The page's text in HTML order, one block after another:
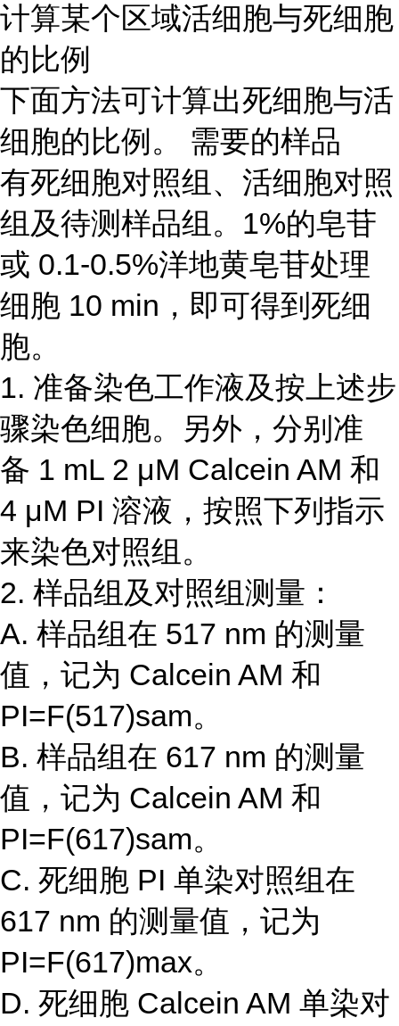
计算某个区域活细胞与死细胞
的比例
下面方法可计算出死细胞与活
细胞的比例。 需要的样品
有死细胞对照组、活细胞对照
组及待测样品组。1%的皂苷
或 0.1-0.5%洋地黄皂苷处理
细胞 10 min，即可得到死细
胞。
1. 准备染色工作液及按上述步
骤染色细胞。另外，分别准
备 1 mL 2 μM Calcein AM 和
4 μM PI 溶液，按照下列指示
来染色对照组。
2. 样品组及对照组测量：
A. 样品组在 517 nm 的测量
值，记为 Calcein AM 和
PI=F(517)sam。
B. 样品组在 617 nm 的测量
值，记为 Calcein AM 和
PI=F(617)sam。
C. 死细胞 PI 单染对照组在
617 nm 的测量值，记为
PI=F(617)max。
D. 死细胞 Calcein AM 单染对